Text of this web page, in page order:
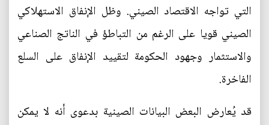
التي تواجه الاقتصاد الصيني. وظل الإنفاق الاستهلاكي
الصيني قويا على الرغم من التباطؤ في الناتج الصناعي
والاستثمار وجهود الحكومة لتقييد الإنفاق على السلع
الفاخرة.
قد يُعارض البعض البيانات الصينية بدعوى أنه لا يمكن